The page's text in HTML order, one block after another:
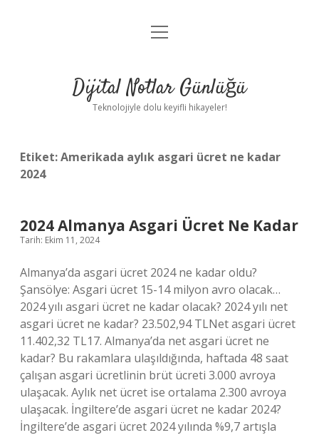
Anasayfa
Yasal Uyarı
menüyü
Dijital Notlar Günlüğü
Teknolojiyle dolu keyifli hikayeler!
Etiket:Amerikada aylık asgari ücret ne kadar
2024
2024 Almanya Asgari Ücret Ne Kadar
Tarih: Ekim 11, 2024
Almanya’da asgari ücret 2024 ne kadar oldu?
Şansölye: Asgari ücret 15-14 milyon avro olacak…
2024 yılı asgari ücret ne kadar olacak? 2024 yılı net
asgari ücret ne kadar? 23.502,94 TLNet asgari ücret
11.402,32 TL17. Almanya’da net asgari ücret ne
kadar? Bu rakamlara ulaşıldığında, haftada 48 saat
çalışan asgari ücretlinin brüt ücreti 3.000 avroya
ulaşacak. Aylık net ücret ise ortalama 2.300 avroya
ulaşacak. İngiltere’de asgari ücret ne kadar 2024?
İngiltere’de asgari ücret 2024 yılında %9,7 artışla